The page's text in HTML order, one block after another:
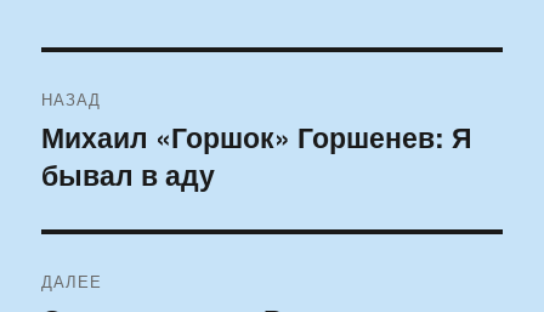
по
записям
НАЗАД
Предыдущая
запись:
Михаил «Горшок» Горшенев: Я
бывал в аду
ДАЛЕЕ